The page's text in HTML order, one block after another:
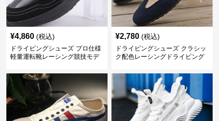
¥4,860 (税込)
ドライビングシューズ プロ仕様
軽量運転靴レーシング競技モデ
¥2,780 (税込)
ドライビングシューズ クラシッ
ク配色レーシングドライビング